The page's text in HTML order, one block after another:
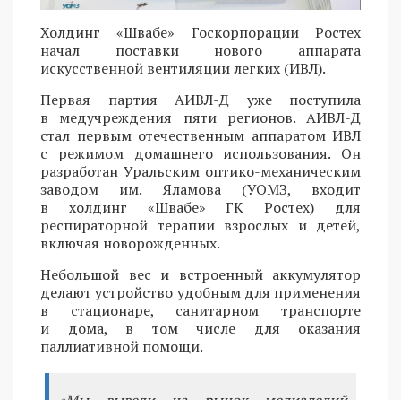
Холдинг «Швабе» Госкорпорации Ростех
начал поставки нового аппарата
искусственной вентиляции легких (ИВЛ).
Первая партия АИВЛ-Д уже поступила
в медучреждения пяти регионов. АИВЛ-Д
стал первым отечественным аппаратом ИВЛ
с режимом домашнего использования. Он
разработан Уральским оптико-механическим
заводом им. Яламова (УОМЗ, входит
в холдинг «Швабе» ГК Ростех) для
респираторной терапии взрослых и детей,
включая новорожденных.
Небольшой вес и встроенный аккумулятор
делают устройство удобным для применения
в стационаре, санитарном транспорте
и дома, в том числе для оказания
паллиативной помощи.